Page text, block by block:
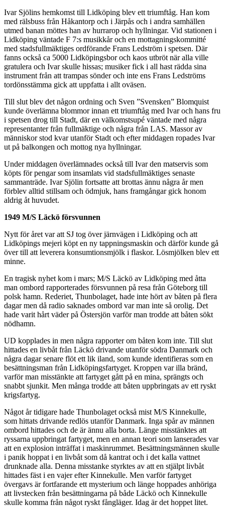
Ivar Sjölins hemkomst till Lidköping blev ett triumftåg. Han kom
med rälsbuss från Håkantorp och i Järpås och i andra samhällen
utmed banan möttes han av hurrarop och hyllningar. Vid stationen i
Lidköping väntade F 7:s musikkår och en mottagningskommitté
med stadsfullmäktiges ordförande Frans Ledström i spetsen. Där
fanns också ca 5000 Lidköpingsbor och kaos utbröt när alla ville
gratulera och Ivar skulle hissas; musiker fick i all hast rädda sina
instrument från att trampas sönder och inte ens Frans Ledströms
tordönsstämma gick att uppfatta i allt oväsen.
Till slut blev det någon ordning och Sven ”Svensken” Blomquist
kunde överlämna blommor innan ett triumftåg med Ivar och hans fru
i spetsen drog till Stadt, där en välkomstsupé väntade med några
representanter från fullmäktige och några från LAS. Massor av
människor stod kvar utanför Stadt och efter middagen ropades Ivar
ut på balkongen och mottog nya hyllningar.
Under middagen överlämnades också till Ivar den matservis som
köpts för pengar som insamlats vid stadsfullmäktiges senaste
sammanträde. Ivar Sjölin fortsatte att brottas ännu några år men
förblev alltid stillsam och ödmjuk, hans framgångar gick honom
aldrig åt huvudet.
1949 M/S Läckö försvunnen
Nytt för året var att SJ tog över järnvägen i Lidköping och att
Lidköpings mejeri köpt en ny tappningsmaskin och därför kunde gå
över till att leverera konsumtionsmjölk i flaskor. Lösmjölken blev ett
minne.
En tragisk nyhet kom i mars; M/S Läckö av Lidköping med åtta
man ombord rapporterades försvunnen på resa från Göteborg till
polsk hamn. Rederiet, Thunbolaget, hade inte hört av båten på flera
dagar men då radio saknades ombord var man inte så orolig. Det
hade varit hårt väder på Östersjön varför man trodde att båten sökt
nödhamn.
UD kopplades in men några rapporter om båten kom inte. Till slut
hittades en livbåt från Läckö drivande utanför södra Danmark och
några dagar senare flöt ett lik iland, som kunde identifieras som en
besättningsman från Lidköpingsfartyget. Kroppen var illa bränd,
varför man misstänkte att fartyget gått på en mina, sprängts och
snabbt sjunkit. Men många trodde att båten uppbringats av ett ryskt
krigsfartyg.
Något år tidigare hade Thunbolaget också mist M/S Kinnekulle,
som hittats drivande redlös utanför Danmark. Inga spår av männen
ombord hittades och de är ännu alla borta. Länge misstänktes att
ryssarna uppbringat fartyget, men en annan teori som lanserades var
att en explosion inträffat i maskinrummet. Besättningsmännen skulle
i panik hoppat i en livbåt som då kantrat och i det kalla vattnet
drunknade alla. Denna misstanke styrktes av att en stjälpt livbåt
hittades fäst i en vajer efter Kinnekulle. Men varför fartyget
övergavs är fortfarande ett mysterium och länge hoppades anhöriga
att livstecken från besättningarna på både Läckö och Kinnekulle
skulle komma från något ryskt fångläger. Idag är det hoppet litet.